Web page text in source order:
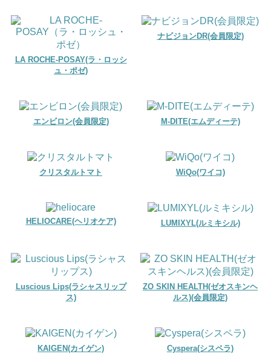
LA ROCHE-POSAY(ラ・ロッシ
ュ・ポゼ)
ナビジョンDR(会員限定)
エンビロン(会員限定) M-DITE(エムディーテ)
クリスタルトマト WiQo(ワイコ)
HELIOCARE(ヘリオケア) LUMIXYL(ルミキシル)
Luscious Lips(ラシャスリップ
ス)
ZO SKIN HEALTH(ゼオスキンヘ
ルス)(会員限定)
KAIGEN(カイゲン) Cyspera(シスペラ)